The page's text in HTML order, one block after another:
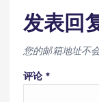
发表回
您的邮箱地址不
评论 *